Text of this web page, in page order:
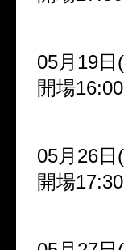
05月19
開場
05月26
開場